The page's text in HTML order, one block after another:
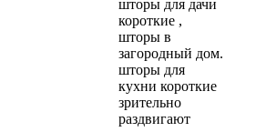
шторы для дачи
короткие ,
шторы в
загородный дом.
шторы для
кухни короткие
зрительно
раздвигают